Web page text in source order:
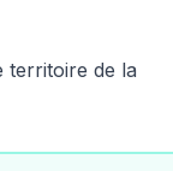
territoire de la